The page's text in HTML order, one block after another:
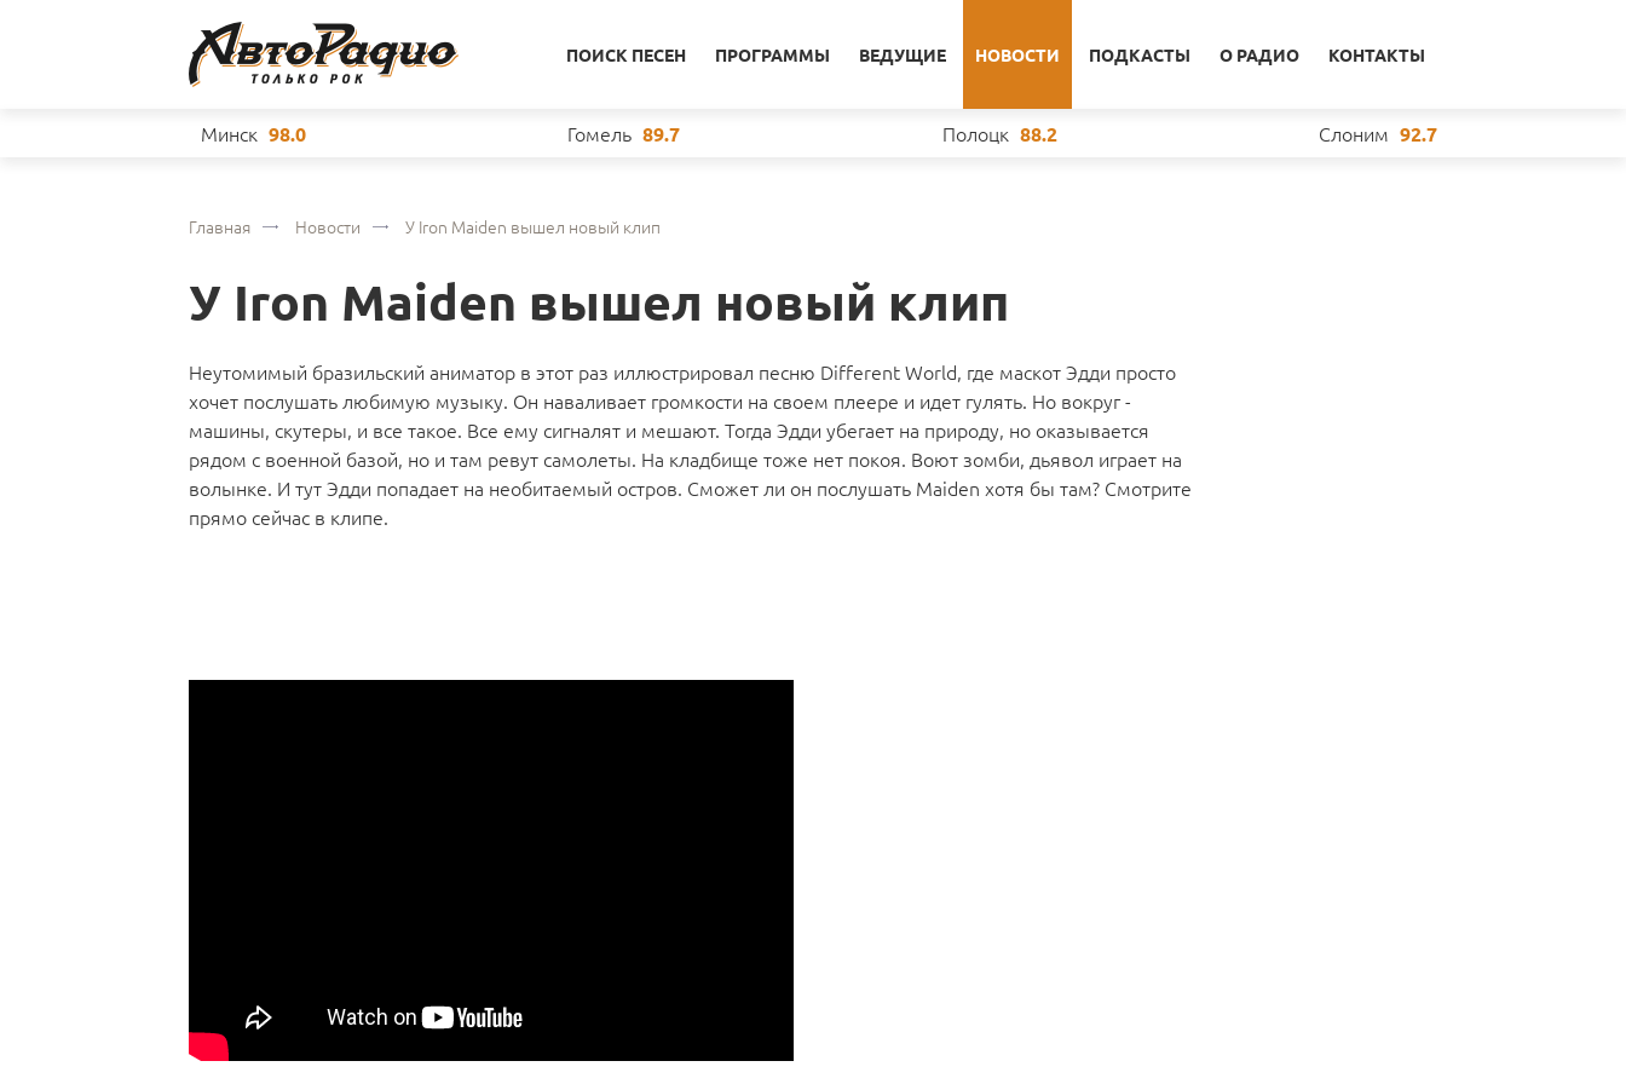
ПОИСК ПЕСЕН ПРОГРАММЫ ВЕДУЩИЕ НОВОСТИ ПОДКАСТЫ О РАДИО КОНТАКТЫ
Минск 98.0 Гомель 89.7 Полоцк 88.2 Слоним 92.7
Главная Новости У Iron Maiden вышел новый клип
У Iron Maiden вышел новый клип
Неутомимый бразильский аниматор в этот раз иллюстрировал песню Different World, где маскот Эдди просто
хочет послушать любимую музыку. Он наваливает громкости на своем плеере и идет гулять. Но вокруг -
машины, скутеры, и все такое. Все ему сигналят и мешают. Тогда Эдди убегает на природу, но оказывается
рядом с военной базой, но и там ревут самолеты. На кладбище тоже нет покоя. Воют зомби, дьявол играет на
волынке. И тут Эдди попадает на необитаемый остров. Сможет ли он послушать Maiden хотя бы там? Смотрите
прямо сейчас в клипе.